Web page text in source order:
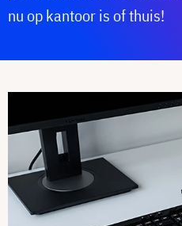
nu op kantoor is of thuis!